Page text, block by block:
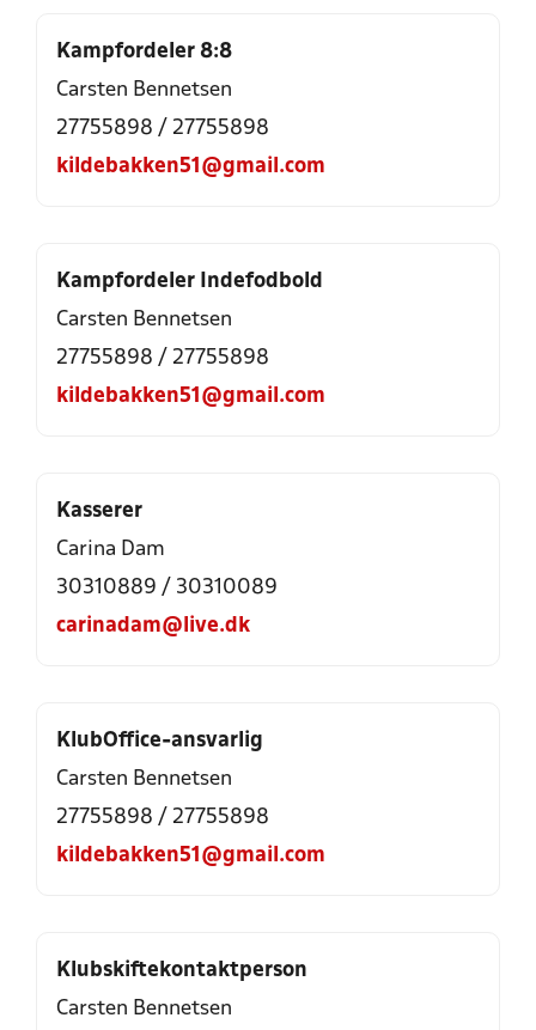
Kampfordeler 8:8
Carsten Bennetsen
27755898 / 27755898
kildebakken51@gmail.com
Kampfordeler Indefodbold
Carsten Bennetsen
27755898 / 27755898
kildebakken51@gmail.com
Kasserer
Carina Dam
30310889 / 30310089
carinadam@live.dk
KlubOffice-ansvarlig
Carsten Bennetsen
27755898 / 27755898
kildebakken51@gmail.com
Klubskiftekontaktperson
Carsten Bennetsen